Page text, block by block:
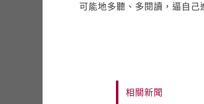
可能地多聽、多閱讀，逼自己
相關新聞